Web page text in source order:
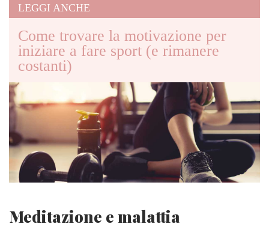
LEGGI ANCHE
Come trovare la motivazione per
iniziare a fare sport (e rimanere
costanti)
Meditazione e malattia